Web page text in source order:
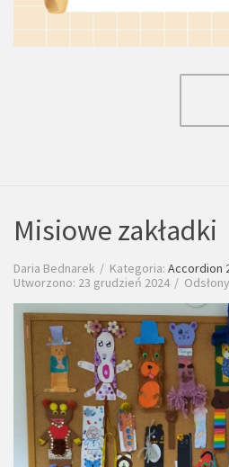
Misiowe zakładki
Daria Bednarek Kategoria: Accordion
Utworzono: 23 grudzień 2024